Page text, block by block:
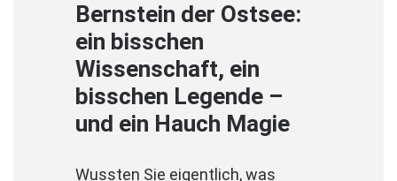
Bernstein der Ostsee:
ein bisschen
Wissenschaft, ein
bisschen Legende –
und ein Hauch Magie
Wussten Sie eigentlich, was